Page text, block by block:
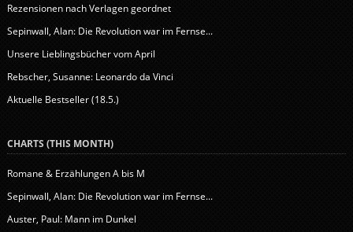
Rezensionen nach Verlagen geordnet
Sepinwall, Alan: Die Revolution war im Fernse...
Unsere Lieblingsbücher vom April
Rebscher, Susanne: Leonardo da Vinci
Aktuelle Bestseller (18.5.)
CHARTS (THIS MONTH)
Romane & Erzählungen A bis M
Sepinwall, Alan: Die Revolution war im Fernse...
Auster, Paul: Mann im Dunkel